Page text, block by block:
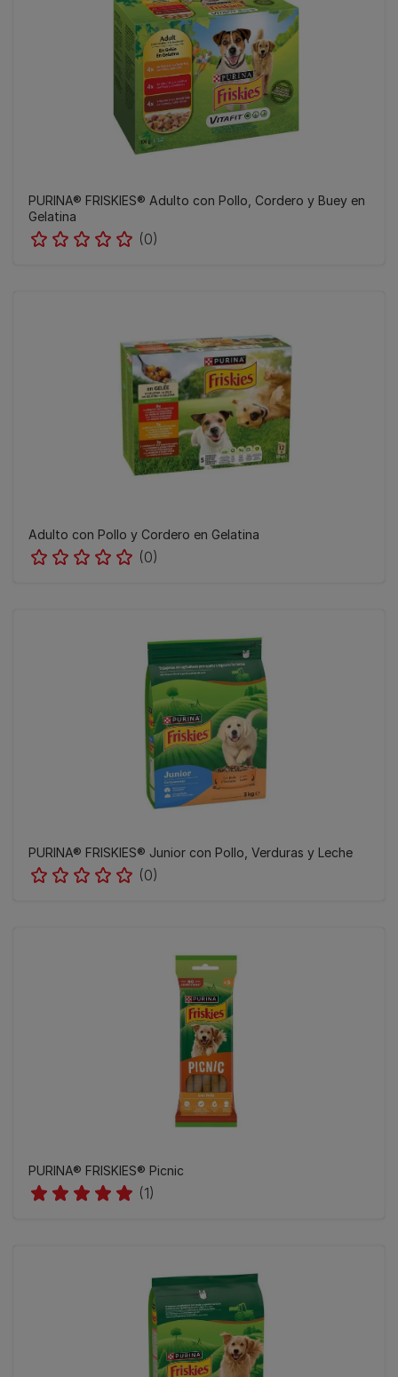
PURINA® FRISKIES® Adulto con Pollo, Cordero y Buey en
Gelatina
(0)
Adulto con Pollo y Cordero en Gelatina
(0)
PURINA® FRISKIES® Junior con Pollo, Verduras y Leche
(0)
PURINA® FRISKIES® Picnic
(1)